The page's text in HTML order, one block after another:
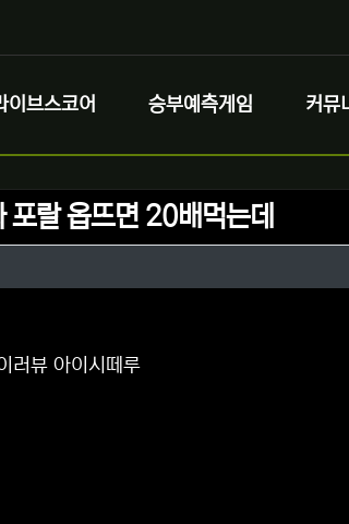
이브스코어 승부예측게임 커뮤
포랄 옵뜨면 20배먹는데
러뷰 아이시떼루